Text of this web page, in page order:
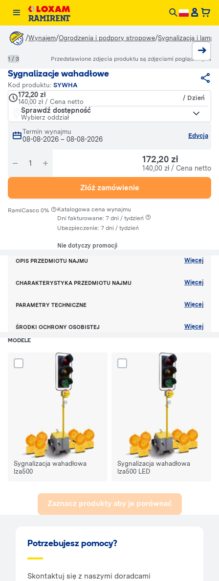
/Wynajem/Ogrodzenia i podpory stropowe/Sygnalizacja i
Sygnalizacje wahadłowe
Kod produktu: SYWHA
172,20 zł
140,00 zł / Cena netto
/ Dzień
Sprawdź dostępność
Wybierz oddział
Termin wynajmu
08-08-2026 – 08-08-2026 Edycja
172,20 zł
140,00 zł / Cena netto
Złóż zamówienie
RamiCasco 0% ·Katalogowa cena wynajmu
Dni fakturowane: 7 dni / tydzień
Ubezpieczenie: 7 dni / tydzień
Nie dotyczy promocji
1 / 3 Przedstawione zdjęcia produktu są zdjęciami poglądowymi
OPIS PRZEDMIOTU NAJMU Więcej
CHARAKTERYSTYKA PRZEDMIOTU NAJMU Więcej
PARAMETRY TECHNICZNE Więcej
ŚRODKI OCHRONY OSOBISTEJ Więcej
MODELE
Dodaj produkt Sygnalizacja wahadłowa lza500 do porównania
Sygnalizacja wahadłowa
lza500
Dodaj produkt Sygnalizacja
Sygnalizacja wahadłowa
lza500 LED
Zaznacz produkty aby je porównać
Potrzebujesz pomocy?
Skontaktuj się z naszymi doradcami